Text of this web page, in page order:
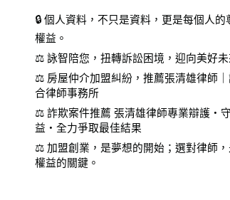
🔒 個人資料，不只是資料，更是每個人的
權益。
⚖️ 詠智陪您，扭轉訴訟困境，迎向美好未
⚖️ 房屋仲介加盟糾紛，推薦張清雄律師｜
合律師事務所
⚖️ 詐欺案件推薦 張清雄律師專業辯護・
益・全力爭取最佳結果
⚖️ 加盟創業，是夢想的開始；選對律師
權益的關鍵。